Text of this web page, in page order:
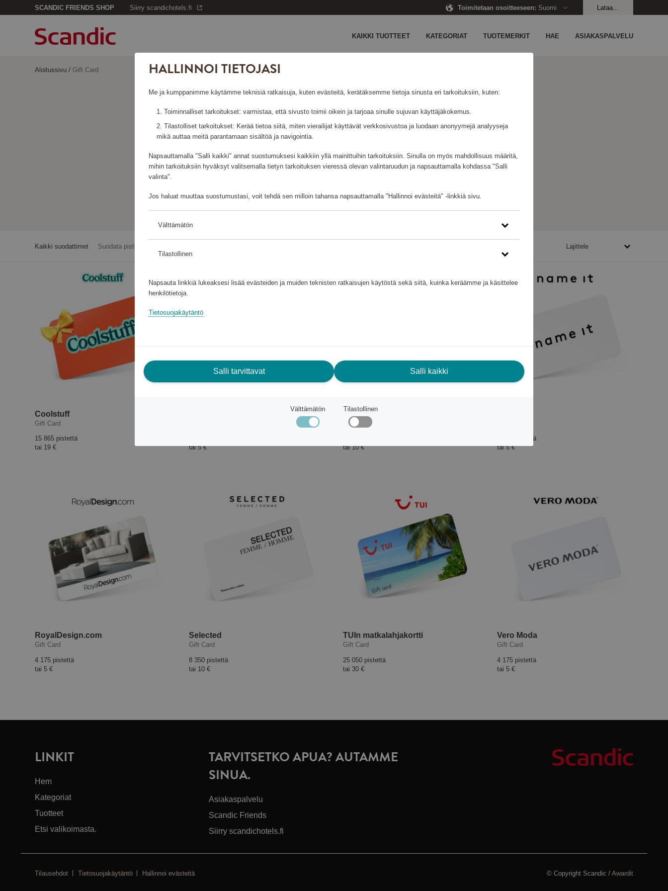
SCANDIC FRIENDS SHOP Siirry scandichotels.fi Toimitetaan osoitteeseen: Suomi Lataa...
KAIKKI TUOTTEET KATEGORIAT TUOTEMERKIT HAE ASIAKASPALVELU
Aloitussivu / Gift Card
GIFT CARD
Kaikki suodattimet Suodata pisteiden mukaan Lajittele
Coolstuff
Gift Card
15 865 pistettä
tai 19 €
tai 5 €
Jack & Jones
Gift Card
tai 10 €
4 175 pistettä
tai 5 €
RoyalDesign.com
Gift Card
4 175 pistettä
tai 5 €
Selected
Gift Card
8 350 pistettä
tai 10 €
TUIn matkalahjakortti
Gift Card
25 050 pistettä
tai 30 €
Vero Moda
Gift Card
4 175 pistettä
tai 5 €
HALLINNOI TIETOJASI
Me ja kumppanimme käytämme teknisiä ratkaisuja, kuten evästeitä, kerätäksemme tietoja sinusta eri tarkoituksiin, kuten:
Toiminnalliset tarkoitukset: varmistaa, että sivusto toimii oikein ja tarjoaa sinulle sujuvan käyttäjäkokemus.
Tilastolliset tarkoitukset: Kerää tietoa siitä, miten vierailijat käyttävät verkkosivustoa ja luodaan anonyymejä analyyseja
mikä auttaa meitä parantamaan sisältöä ja navigointia.
Napsauttamalla "Salli kaikki" annat suostumuksesi kaikkiin yllä mainittuihin tarkoituksiin. Sinulla on myös mahdollisuus määritä,
mihin tarkoituksiin hyväksyt valitsemalla tietyn tarkoituksen vieressä olevan valintaruudun ja napsauttamalla kohdassa "Salli
valinta".
Jos haluat muuttaa suostumustasi, voit tehdä sen milloin tahansa napsauttamalla "Hallinnoi evästeitä" -linkkiä sivu.
Välttämätön
Tilastollinen
Napsauta linkkiä lukeaksesi lisää evästeiden ja muiden teknisten ratkaisujen käytöstä sekä siitä, kuinka keräämme ja käsittelee
henkilötietoja.
Tietosuojakäytäntö
Salli tarvittavat Salli kaikki
Välttämätön Tilastollinen
LINKIT
Hem
Kategoriat
Tuotteet
Etsi valikoimasta.
TARVITSETKO APUA? AUTAMME
SINUA.
Asiakaspalvelu
Scandic Friends
Siirry scandichotels.fi
Tilausehdot Tietosuojakäytäntö Hallinnoi evästeitä © Copyright Scandic / Awardit